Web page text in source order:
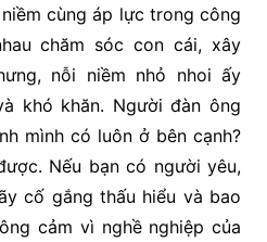
cùng áp lực trong công
chăm sóc con cái, xây
nỗi niềm nhỏ nhoi ấy
khó khăn. Người đàn ông
mình có luôn ở bên cạnh?
Nếu bạn có người yêu,
cố gắng thấu hiểu và bao
cảm vì nghề nghiệp của